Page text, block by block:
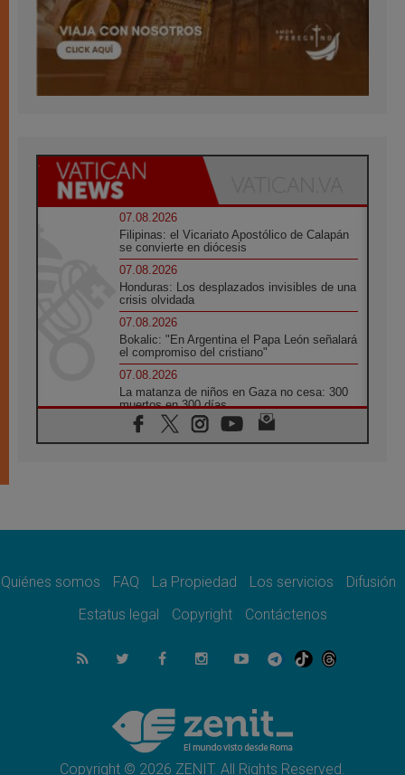
07.08.2026
Filipinas: el Vicariato Apostólico de Calapán
se convierte en diócesis
07.08.2026
Honduras: Los desplazados invisibles de una
crisis olvidada
07.08.2026
Bokalic: "En Argentina el Papa León señalará
el compromiso del cristiano"
07.08.2026
La matanza de niños en Gaza no cesa: 300
muertos en 300 días
07.08.2026
Tagle: La guerra desfigura el mundo, solo la
como misión al servicio del Evangelio
SIGNIS 2026, dar voz a las religiosas en el
espacio público
07.08.2026
Lanzan un proyecto de empoderamiento
Programa oficial del Viaje Apostólico del
Papa León XIV a Francia
Quiénes somos FAQ La Propiedad Los servicios
Difusión
Estatus legal
Copyright Contáctenos
Copyright © 2026 ZENIT. All Rights Reserved.